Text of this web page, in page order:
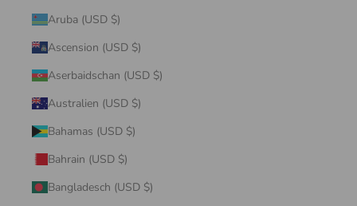
Aruba (USD $)
Ascension (USD $)
Aserbaidschan (USD $)
Australien (USD $)
Bahamas (USD $)
Bahrain (USD $)
Bangladesch (USD $)